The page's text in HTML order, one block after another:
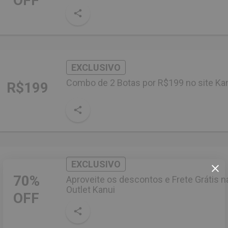
R$199
EXCLUSIVO
Combo de 2 Botas por R$199 no site
70%
OFF
EXCLUSIVO
Aproveite os descontos e Frete Grátis
Outlet Kanui